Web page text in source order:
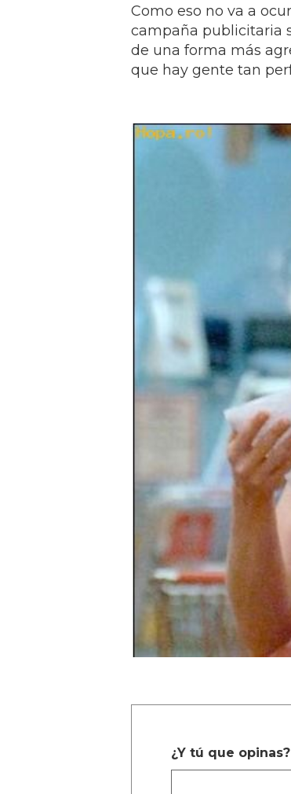
Como eso no va a
campaña publicitaria
de una forma más
que hay gente tan
¿Y tú que opinas?